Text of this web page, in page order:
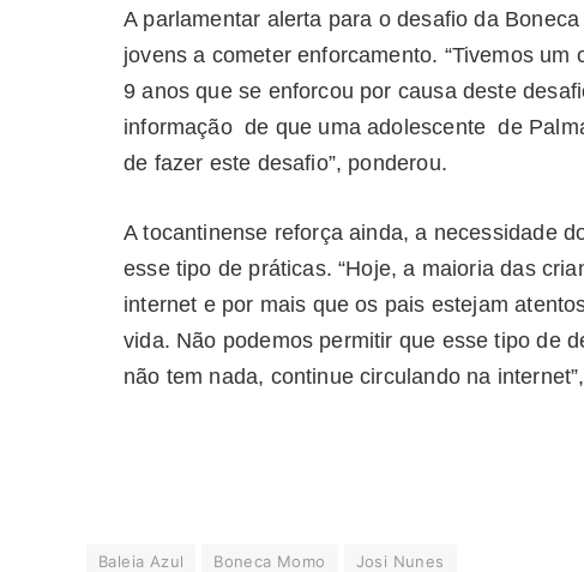
A parlamentar alerta para o desafio da
jovens a cometer enforcamento. “Tivemos
9 anos que se enforcou por causa deste
informação de que uma adolescente de
de fazer este desafio”, ponderou.
A tocantinense reforça ainda, a necessidade
esse tipo de práticas. “Hoje, a maioria das
internet e por mais que os pais estejam
vida. Não podemos permitir que esse tipo de
não tem nada, continue circulando na
Baleia Azul Boneca Momo Josi Nunes